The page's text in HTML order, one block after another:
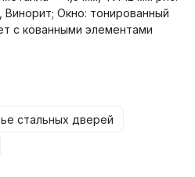
Окно: тонированный
с кованными элементами
стальных дверей